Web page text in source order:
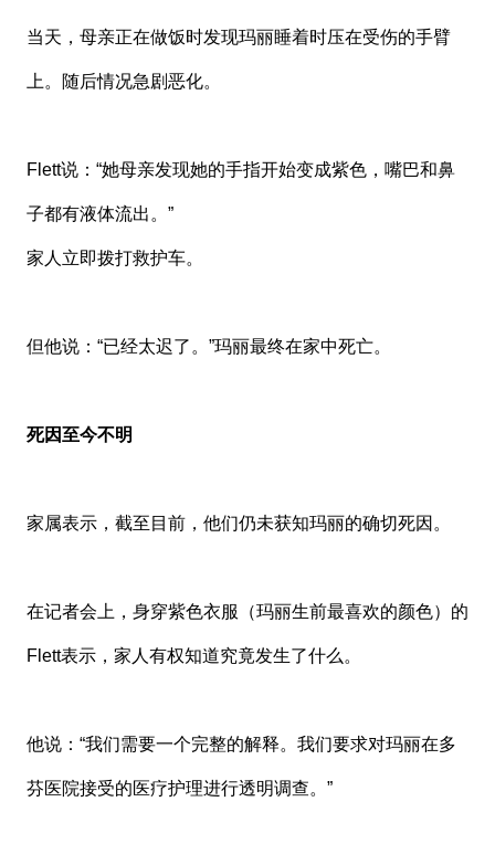
当天，母亲正在做饭时发现玛丽睡着时压在受伤的手臂
上。随后情况急剧恶化。
Flett说：“她母亲发现她的手指开始变成紫色，嘴巴和鼻
子都有液体流出。”
家人立即拨打救护车。
但他说：“已经太迟了。”玛丽最终在家中死亡。
死因至今不明
家属表示，截至目前，他们仍未获知玛丽的确切死因。
在记者会上，身穿紫色衣服（玛丽生前最喜欢的颜色）的
Flett表示，家人有权知道究竟发生了什么。
他说：“我们需要一个完整的解释。我们要求对玛丽在多
芬医院接受的医疗护理进行透明调查。”